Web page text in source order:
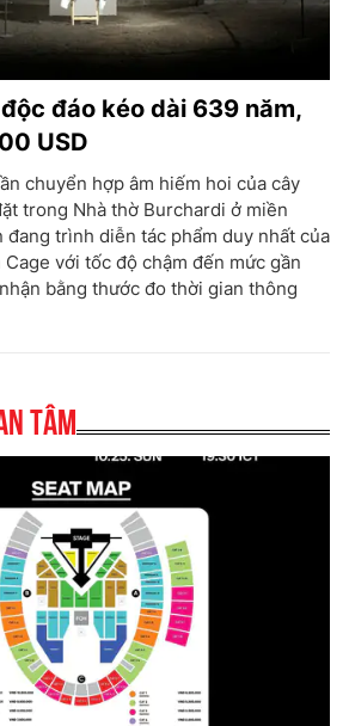
đáo kéo dài 639 năm,
USD
chuyển hợp âm hiếm hoi của cây
trong Nhà thờ Burchardi ở miền
trình diễn tác phẩm duy nhất của
với tốc độ chậm đến mức gần
bằng thước đo thời gian thông
tâm